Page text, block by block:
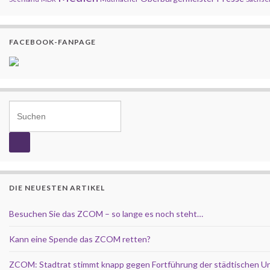
FACEBOOK-FANPAGE
DIE NEUESTEN ARTIKEL
Besuchen Sie das ZCOM – so lange es noch steht…
Kann eine Spende das ZCOM retten?
ZCOM: Stadtrat stimmt knapp gegen Fortführung der städtischen